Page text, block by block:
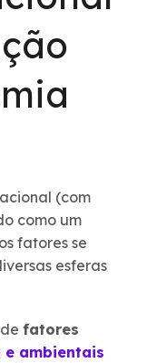
(com
como um
fatores se
esferas
fatores
e ambientais